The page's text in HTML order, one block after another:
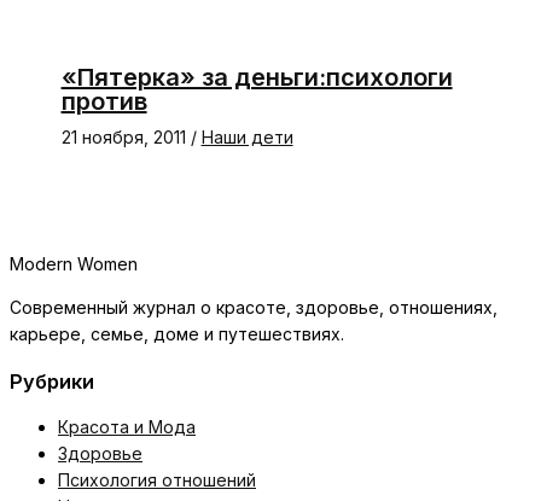
«Пятерка» за деньги:психологи
против
21 ноября, 2011 / Наши дети
Modern Women
Современный журнал о красоте, здоровье, отношениях,
карьере, семье, доме и путешествиях.
Рубрики
Красота и Мода
Здоровье
Психология отношений